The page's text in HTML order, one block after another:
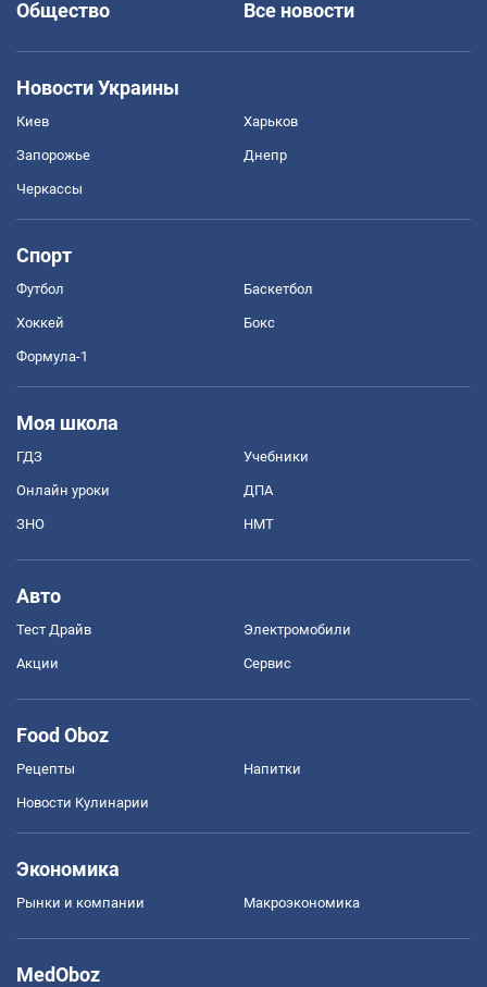
Общество
Все новости
Новости Украины
Киев Харьков
Запорожье Днепр
Черкассы
Спорт
Футбол Баскетбол
Хоккей Бокс
Формула-1
Моя школа
ГДЗ Учебники
Онлайн уроки ДПА
ЗНО НМТ
Авто
Тест Драйв Электромобили
Акции Сервис
Food Oboz
Рецепты Напитки
Новости Кулинарии
Экономика
Рынки и компании Mакроэкономика
MedOboz